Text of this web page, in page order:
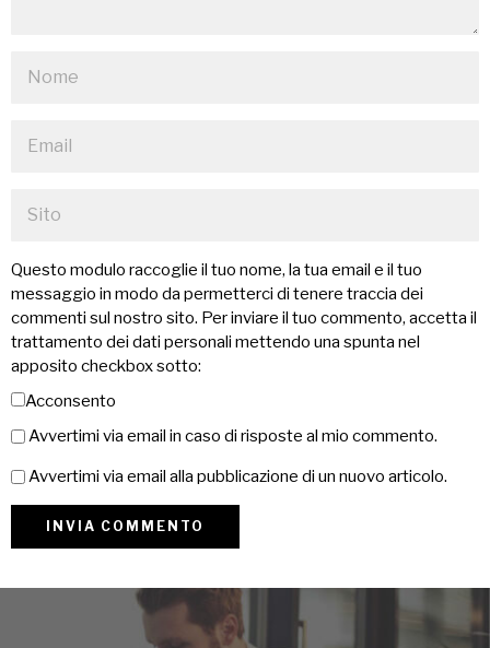
Questo modulo raccoglie il tuo nome, la tua email e il tuo
messaggio in modo da permetterci di tenere traccia dei
commenti sul nostro sito. Per inviare il tuo commento, accetta il
trattamento dei dati personali mettendo una spunta nel
apposito checkbox sotto:
Acconsento
Avvertimi via email in caso di risposte al mio commento.
Avvertimi via email alla pubblicazione di un nuovo articolo.